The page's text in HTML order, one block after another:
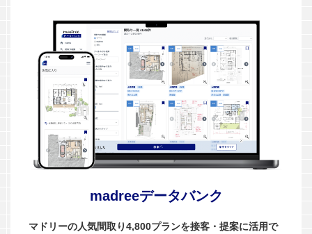
madreeデータバンク
マドリーの人気間取り4,800プランを接客・提案に活用で